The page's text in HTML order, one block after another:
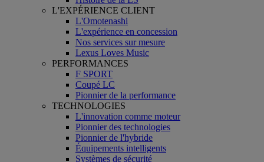
L'EXPÉRIENCE CLIENT
L'Omotenashi
L'expérience en concession
Nos services sur mesure
Lexus Loves Music
PERFORMANCES
F SPORT
Coupé LC
Pionnier de la performance
TECHNOLOGIES
L'innovation comme moteur
Pionnier des technologies
Pionnier de l'hybride
Équipements intelligents
Systèmes de sécurité